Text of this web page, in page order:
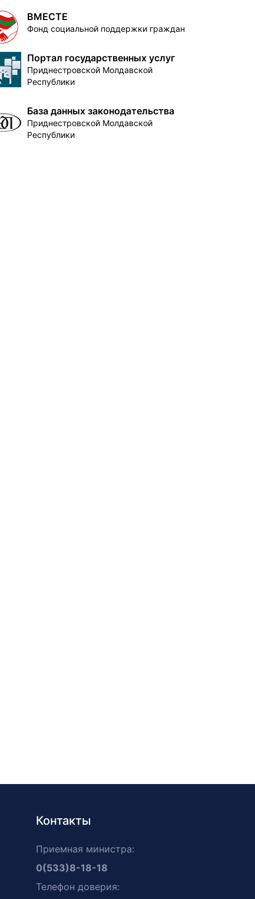
ВМЕСТЕ
Фонд социальной поддержки граждан
Портал государственных услуг
Приднестровской Молдавской
Республики
База данных законодательства
Приднестровской Молдавской
Республики
Контакты
Приемная министра:
0(533)8-18-18
Телефон доверия: